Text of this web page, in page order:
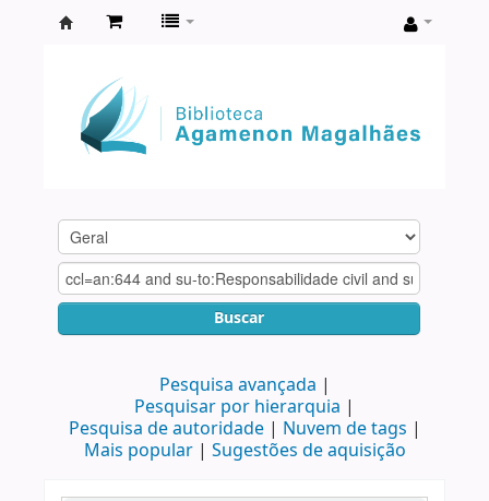
Agamenon
Magalhães
Buscar
Pesquisa avançada
Pesquisar por hierarquia
Pesquisa de autoridade
Nuvem de tags
Mais popular
Sugestões de aquisição